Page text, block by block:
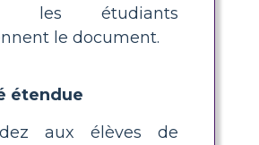
les étudiants
le document.
étendue
aux élèves de